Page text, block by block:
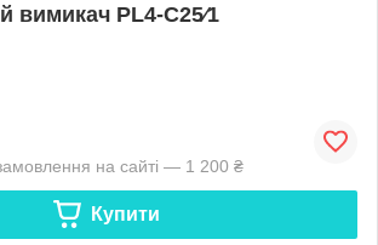
вимикач PL4-C25⁄1
на сайті — 1 200 ₴
Купити